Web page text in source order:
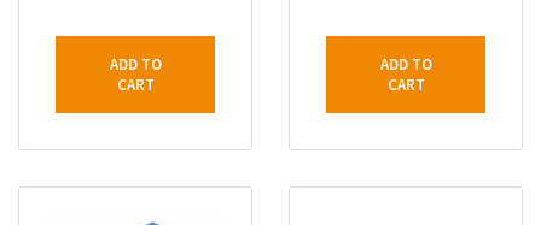
ADD TO
CART
ADD TO
CART